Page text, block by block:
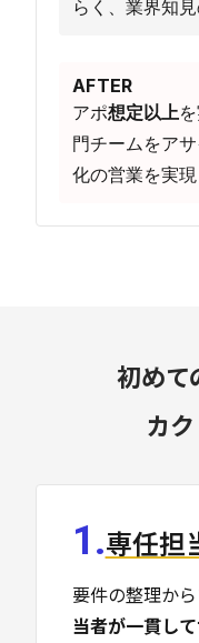
らく、業界知
AFTER
アポ想定以上
門チームをア
化の営業を実現
初めて
カ
1.専任担
要件の整理から
当者が一貫し